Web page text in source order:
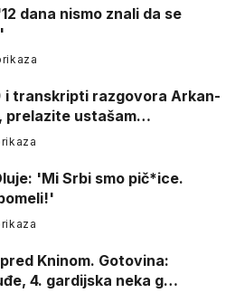
dana nismo znali da se
i transkripti razgovora Arkan-
prelazite ustašam…
'Mi Srbi smo pič*ice.
4. gardijska neka g…